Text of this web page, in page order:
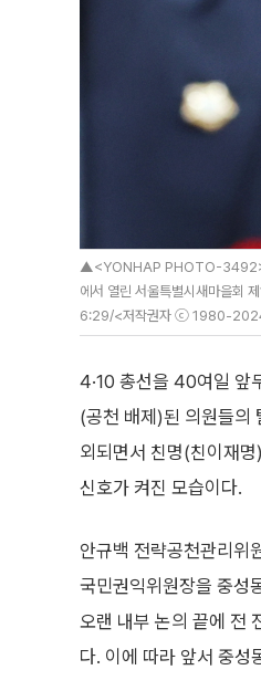
▲<YONHAP PHOTO-3492> 서
에서 열린 서울특별시새마을
6:29/<저작권자 ⓒ 1980-2024
4·10 총선을 40여일 앞
(공천 배제)된 의원들의
외되면서 친명(친이재
신호가 켜진 모습이다.
안규백 전략공천관리위
국민권익위원장을 중성
오랜 내부 논의 끝에 전
다. 이에 따라 앞서 중성